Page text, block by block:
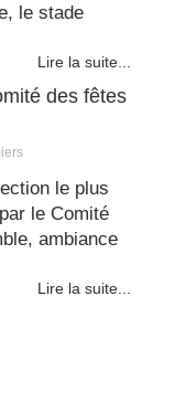
le stade
Lire la suite...
des fêtes
le plus
le Comité
ambiance
Lire la suite...